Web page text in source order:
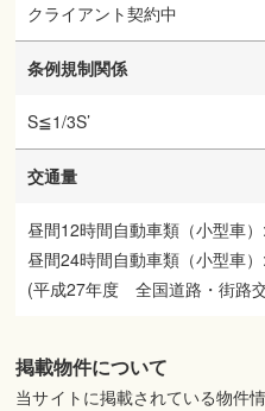
クライアント契約中
条例規制関係
S≦1/3S’
交通量
昼間12時間自動車類（小型車
昼間24時間自動車類（小型車
(平成27年度 全国道路・街路
掲載物件について
当サイトに掲載されている物件